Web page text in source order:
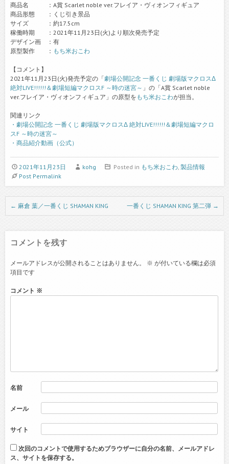
商品名 ：A賞 Scarlet noble ver.フレイア・ヴィオンフィギュア
商品形態 ：くじ引き景品
サイズ ：約17.5cm
稼働時期 ：2021年11月23日(火)より順次発売予定
デザイン画 ：有
原型製作 ： もち米おこわ
【コメント】
2021年11月23日(火)発売予定の「劇場公開記念 一番くじ 劇場版マクロスΔ
絶対LIVE!!!!!!＆劇場短編マクロスF ～時の迷宮～ 」の「A賞 Scarlet noble
ver.フレイア・ヴィオンフィギュア」の原型を もち米おこわが担当。
関連リンク
・劇場公開記念 一番くじ 劇場版マクロスΔ 絶対LIVE!!!!!!＆劇場短編マクロ
スF ～時の迷宮～
・商品紹介動画（公式）
2021年11月23日 kohg Posted in もち米おこわ ,製品情報
Post Permalink
Post navigation
← 麻倉 葉／一番くじ SHAMAN KING 一番くじ SHAMAN KING 第二弾 →
コメントを残す
メールアドレスが公開されることはありません。 ※ が付いている欄は必須
項目です
コメント ※
名前
メール
サイト
次回のコメントで使用するためブラウザーに自分の名前、メールアドレ
ス、サイトを保存する。